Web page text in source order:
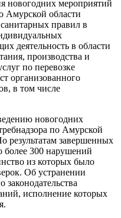
новогодних мероприятий
Амурской области
правил в
деятельность в области
производства и
по перевозке
организованного
в том числе
новогодних
по Амурской
результатам завершенных
более 300 нарушений
из которых было
Об устранении
исполнение которых